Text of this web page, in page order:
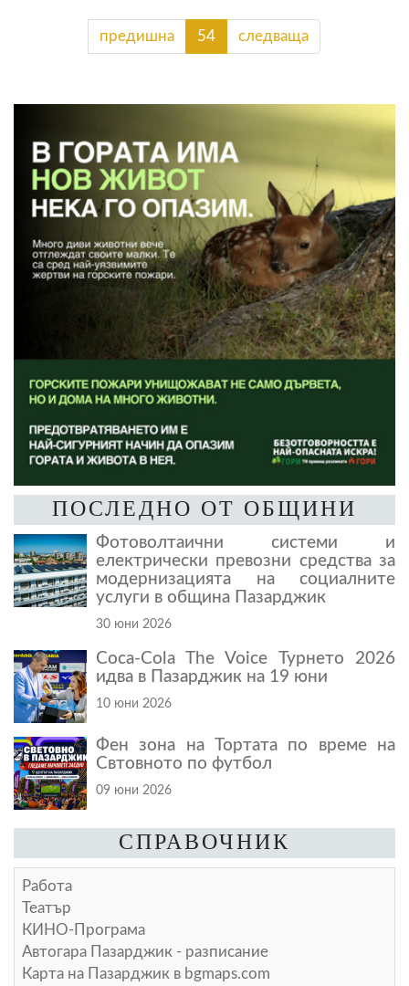
предишна 54 следваща
ПОСЛЕДНО ОТ ОБЩИНИ
Фотоволтаични системи и
електрически превозни средства за
модернизацията на социалните
услуги в община Пазарджик
30 юни 2026
Coca-Cola The Voice Турнето 2026
идва в Пазарджик на 19 юни
10 юни 2026
Фен зона на Тортата по време на
Свтовното по футбол
09 юни 2026
СПРАВОЧНИК
Работа
Театър
КИНО-Програма
Автогара Пазарджик - разписание
Карта на Пазарджик в bgmaps.com